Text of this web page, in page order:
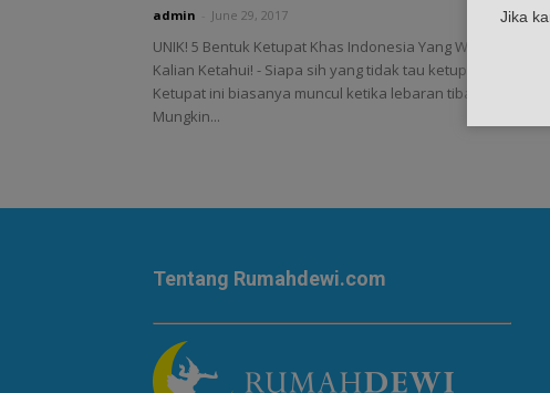
admin June 29, 2017
UNIK! 5 Bentuk Ketupat Khas Indonesia Yang Wajib
Kalian Ketahui! - Siapa sih yang tidak tau ketupat?
Ketupat ini biasanya muncul ketika lebaran tiba.
Mungkin...
Tentang Rumahdewi.com
Jika